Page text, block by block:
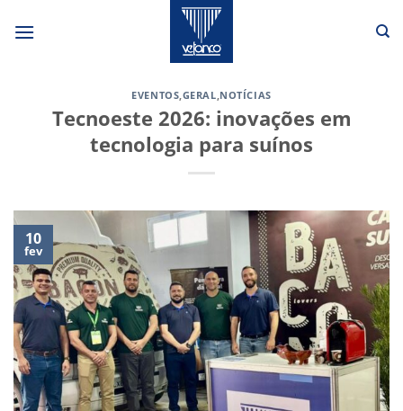
EVENTOS,GERAL,NOTÍCIAS
Tecnoeste 2026: inovações em
tecnologia para suínos
10
fev